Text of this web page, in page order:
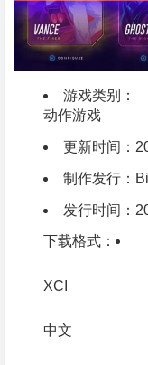
游戏类别：
动作游戏
更新时间：
制作发行：
发行时间：
下载格式：
XCI
中文